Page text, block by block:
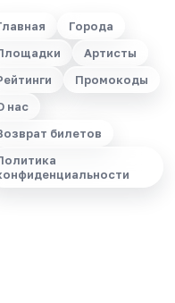
Города
Артисты
Промокоды
нас
билетов